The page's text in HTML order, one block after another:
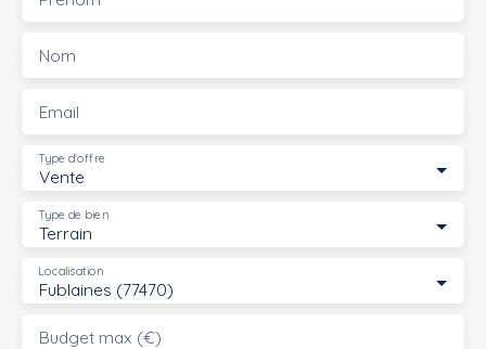
Nom
Email
Vente
Type d'offre
Terrain
Type de bien
Fublaines (77470)
Localisation
Budget max (€)